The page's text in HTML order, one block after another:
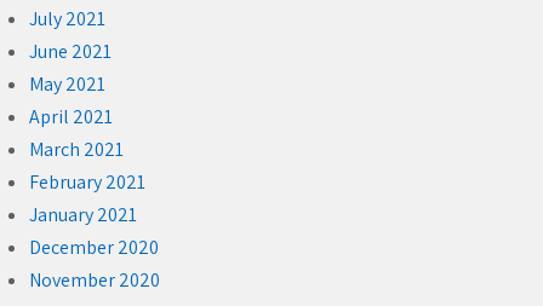
July 2021
June 2021
May 2021
April 2021
March 2021
February 2021
January 2021
December 2020
November 2020